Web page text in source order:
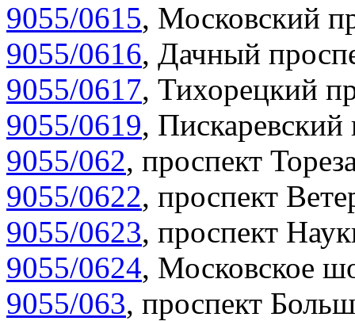
9055/0615, Московский
9055/0616, Дачный
9055/0617, Тихорецкий
9055/0619, Пискаревский
9055/062, проспект
9055/0622, проспект
9055/0623, проспект
9055/0624, Московское
9055/063, проспект